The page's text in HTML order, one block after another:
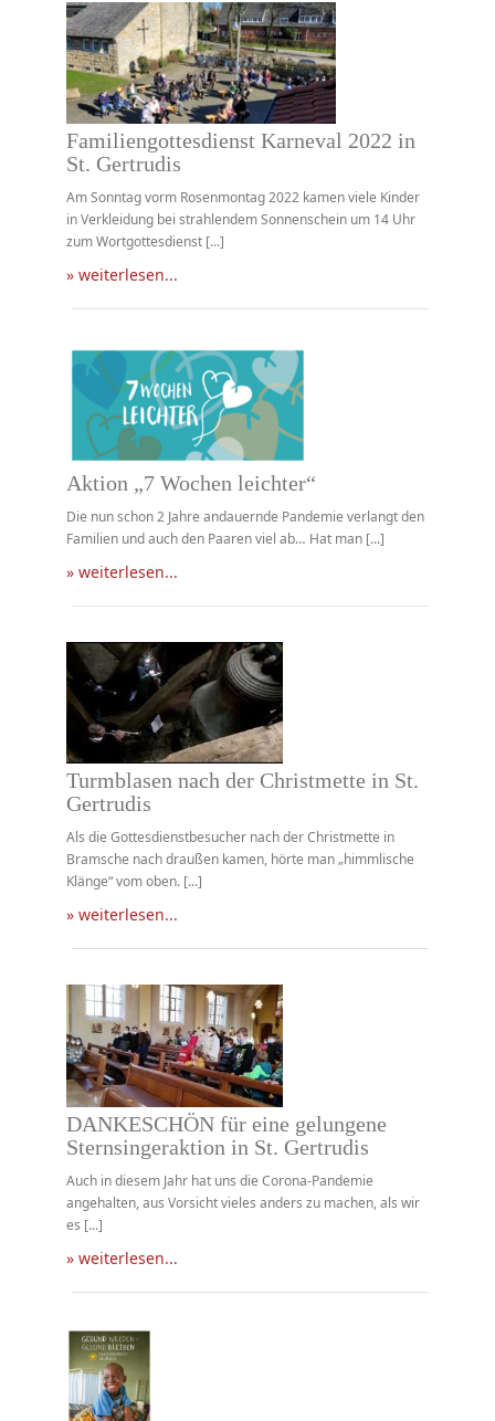
Familiengottesdienst Karneval 2022 in
St. Gertrudis
Am Sonntag vorm Rosenmontag 2022 kamen viele Kinder
in Verkleidung bei strahlendem Sonnenschein um 14 Uhr
zum Wortgottesdienst [...]
» weiterlesen...
Aktion „7 Wochen leichter“
Die nun schon 2 Jahre andauernde Pandemie verlangt den
Familien und auch den Paaren viel ab… Hat man [...]
» weiterlesen...
Turmblasen nach der Christmette in St.
Gertrudis
Als die Gottesdienstbesucher nach der Christmette in
Bramsche nach draußen kamen, hörte man „himmlische
Klänge“ vom oben. [...]
» weiterlesen...
DANKESCHÖN für eine gelungene
Sternsingeraktion in St. Gertrudis
Auch in diesem Jahr hat uns die Corona-Pandemie
angehalten, aus Vorsicht vieles anders zu machen, als wir
es [...]
» weiterlesen...